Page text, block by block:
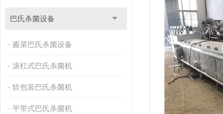
巴氏杀菌设备
酱菜巴氏杀菌设备
滚杠式巴氏杀菌机
软包装巴氏杀菌机
平带式巴氏杀菌机